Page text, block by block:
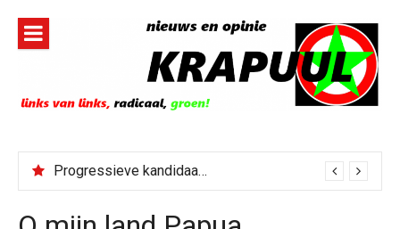
inhoud
Progressieve kandidaat El-Sayed senaatskandidaat Michigan